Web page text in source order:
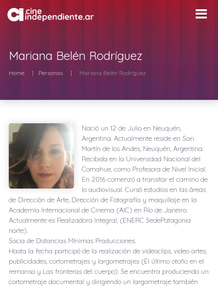
Mariana Belén Rodríguez
Home Personas Mariana Belén Rodríguez
Nació un 12 de Julioen Neuquén,
Argentina. Actualmente reside en San
Martín de los Andes, Neuquén, Argentina.
Recibida en la Universidad Nacional del
Comahue, como Profesora de Nivel Inicial.
En 2016 comenzó a transitar el camino de
lo audiovisual. Cursó estudios en las áreas
de Dirección de Arte, Dirección de Fotografía y maquillaje en la
Academia Internacional de Cinema (AIC) en Río de Janeiro.
Actualmente es Realizadora Integral, (ENERC SedePatagonia
norte).
Socia de Distancias Mínimas Producciones.
Hasta la fecha participó de la realización de videoclips, video artes,
publicidades, cortometrajes y largometrajes (El último otoño en el
remanso y Las fronteras del cuerpo). Se encuentra produciendo un
cortometraje documental y dirigiendo un largometraje también